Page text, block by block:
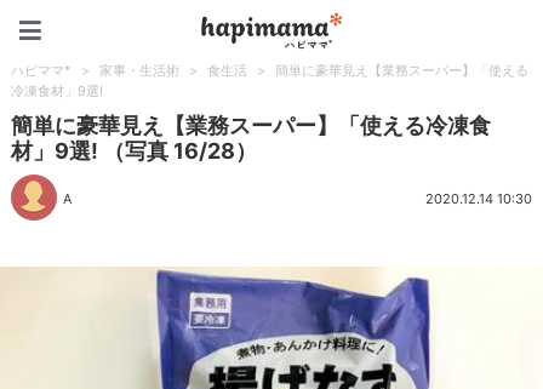
ハピママ* > 家事・生活術 > 食生活 >
簡単に豪華見え【業務スーパー】「使える
冷凍食材」9選!
簡単に豪華見え【業務スーパー】「使える冷凍食
材」9選! （写真 16/28）
A 2020.12.14 10:30